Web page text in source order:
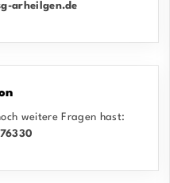
arheilgen.de
weitere Fragen hast: